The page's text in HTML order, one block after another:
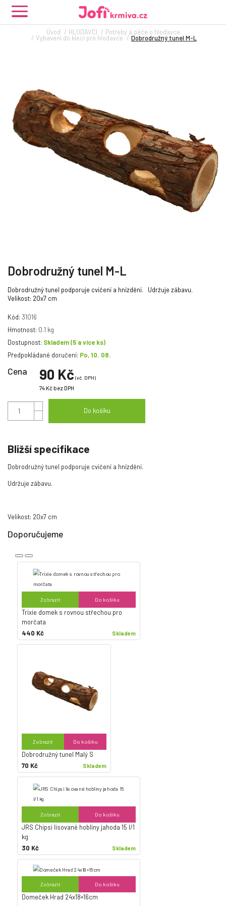
Úvod HLODAVCI Potřeby a péče o hlodavce
Vybavení do klecí pro hlodavce Dobrodružný tunel M-L
Dobrodružný tunel M-L
Dobrodružný tunel podporuje cvičení a hnízdění. Udržuje zábavu.
Velikost: 20x7 cm
Kód: 31016
Hmotnost: 0.1 kg
Dostupnost: Skladem(5 a více ks)
Předpokládané doručení: Po, 10. 08.
Cena 90 Kč(vč. DPH)
74 Kčbez DPH
Do košíku
Bližší specifikace
Dobrodružný tunel podporuje cvičení a hnízdění.
Udržuje zábavu.
Velikost: 20x7 cm
Doporučujeme
Zobrazit Do košíku
Trixie domek s rovnou střechou pro
morčata
440 Kč
Skladem
Zobrazit Do košíku
Dobrodružný tunel Malý S
70 Kč
Skladem
Zobrazit Do košíku
JRS Chipsi lisované hobliny jahoda 15 l/1
kg
30 Kč
Skladem
Zobrazit Do košíku
Domeček Hrad 24x18×16cm